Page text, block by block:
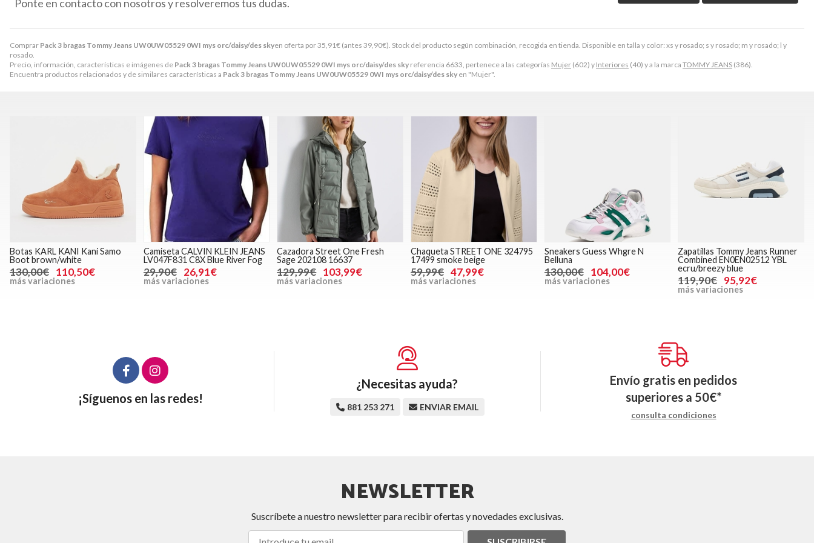
Comprar Pack 3 bragas Tommy Jeans UW0UW05529 0WI mys orc/daisy/des skyen oferta por35,91€ (antes 39,90€). Stock del producto según combinación, recogida en tienda. Disponible en talla y color: xs y rosado; s y rosado; m y rosado; l y
rosado.
Precio, información, características e imágenes de Pack 3 bragas Tommy Jeans UW0UW05529 0WI mys orc/daisy/des sky referencia 6633, pertenece a las categorías Mujer (602) y Interiores (40) y a la marca TOMMY JEANS (386).
Encuentra productos relacionados y de similares características a Pack 3 bragas Tommy Jeans UW0UW05529 0WI mys orc/daisy/des sky en "Mujer".
Ponte en contacto con nosotros y resolveremos tus dudas.
Botas KARL KANI Kani Samo
Boot brown/white
130,00€ 110,50€
más variaciones
Camiseta CALVIN KLEIN JEANS
LV047F831 C8X Blue River Fog
29,90€ 26,91€
más variaciones
Cazadora Street One Fresh
Sage 202108 16637
129,99€ 103,99€
más variaciones
Chaqueta STREET ONE 324795
17499 smoke beige
59,99€ 47,99€
más variaciones
Sneakers Guess Whgre N
Belluna
130,00€ 104,00€
más variaciones
Zapatillas Tommy Jeans Runner
Combined EN0EN02512 YBL
ecru/breezy blue
119,90€ 95,92€
más variaciones
¡Síguenos en las redes!
¿Necesitas ayuda?
881 253 271 ENVIAR EMAIL
Envío gratis en pedidos
superiores a 50€*
consulta condiciones
NEWSLETTER
Suscríbete a nuestro newsletter para recibir ofertas y novedades exclusivas.